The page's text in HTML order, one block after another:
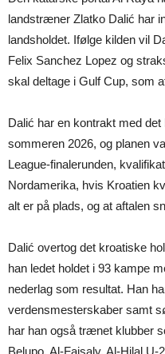
landstræner Zlatko Dalić har
landsholdet. Ifølge kilden vil
Felix Sanchez Lopez og
skal deltage i Gulf Cup, som
Dalić har en kontrakt med
sommeren 2026, og planen
League-finalerunden,
Nordamerika, hvis Kroatien
alt er på plads, og at aftalen
Dalić overtog det kroatiske
han ledet holdet i 93 kampe
nederlag som resultat. Han
verdensmesterskaber samt
har han også trænet klubber
Belupo, Al-Faisaly, Al-Hilal U-